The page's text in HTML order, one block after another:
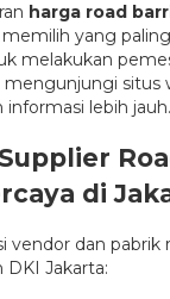
harga road
yang
melakukan
mengunjungi situs
lebih jauh.
di
vendor dan pabrik
DKI Jakarta: